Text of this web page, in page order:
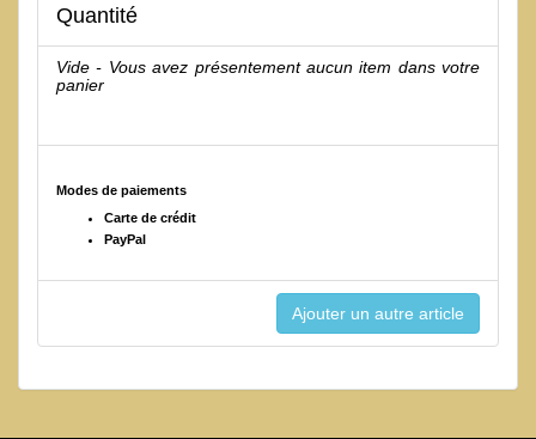
Quantité
Vide - Vous avez présentement aucun item dans votre
panier
Modes de paiements
Carte de crédit
PayPal